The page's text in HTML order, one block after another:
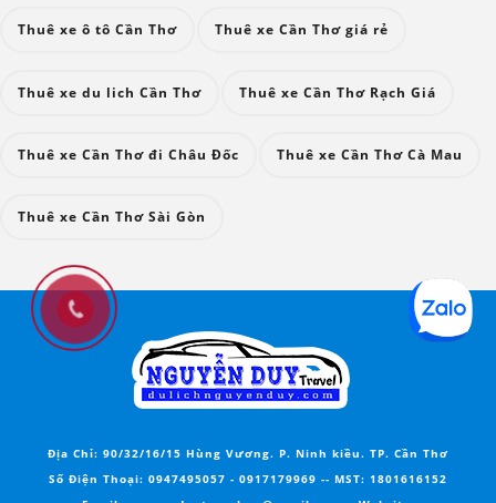
Thuê xe ô tô Cần Thơ Thuê xe Cần Thơ giá rẻ
Thuê xe du lich Cần Thơ Thuê xe Cần Thơ Rạch Giá
Thuê xe Cần Thơ đi Châu Đốc Thuê xe Cần Thơ Cà Mau
Thuê xe Cần Thơ Sài Gòn
Địa Chỉ: 90/32/16/15 Hùng Vương. P. Ninh kiều. TP. Cần Thơ
Số Điện Thoại: 0947495057 - 0917179969 -- MST: 1801616152